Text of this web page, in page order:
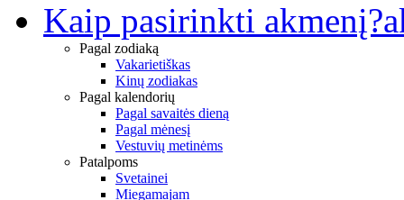
Kaip pasirinkti akmenį?
Pagal zodiaką
Vakarietiškas
Kinų zodiakas
Pagal kalendorių
Pagal savaitės dieną
Pagal mėnesį
Vestuvių metinėms
Patalpoms
Svetainei
Miegamajam